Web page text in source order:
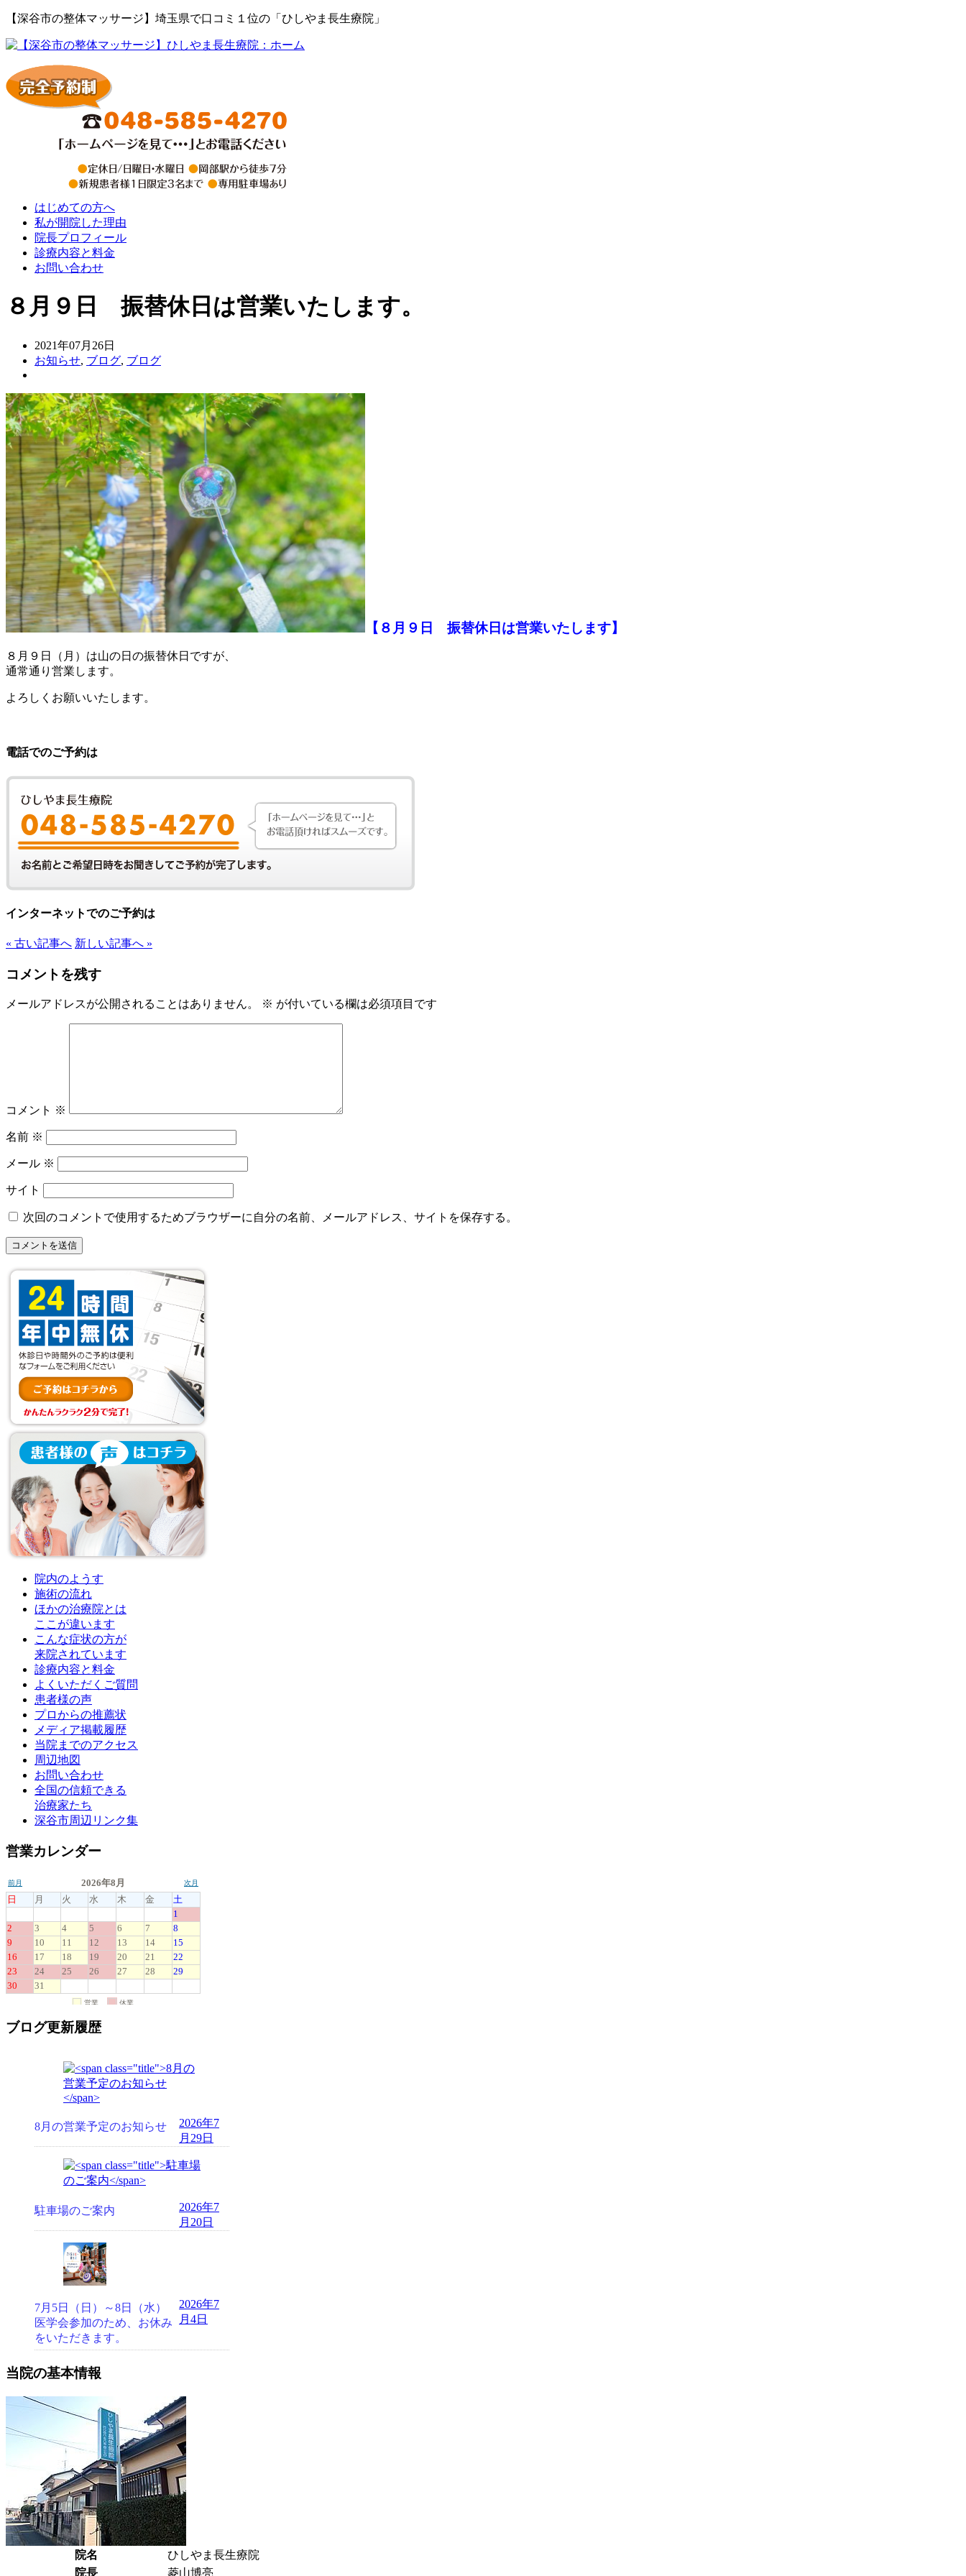
【深谷市の整体マッサージ】埼玉県で口コミ１位の「ひしやま長生療院」
はじめての方へ
私が開院した理由
院長プロフィール
診療内容と料金
お問い合わせ
８月９日 振替休日は営業いたします。
2021年07月26日
お知らせ, ブログ, ブログ
【８月９日 振替休日は営業いたします】
８月９日（月）は山の日の振替休日ですが、
通常通り営業します。
よろしくお願いいたします。
電話でのご予約は
インターネットでのご予約は
« 古い記事へ 新しい記事へ »
コメントを残す
メールアドレスが公開されることはありません。 ※ が付いている欄は必須項目です
コメント ※
名前 ※
メール ※
サイト
次回のコメントで使用するためブラウザーに自分の名前、メールアドレス、サイトを保存する。
院内のようす
施術の流れ
ほかの治療院とは
ここが違います
こんな症状の方が
来院されています
診療内容と料金
よくいただくご質問
患者様の声
プロからの推薦状
メディア掲載履歴
当院までのアクセス
周辺地図
お問い合わせ
全国の信頼できる
治療家たち
深谷市周辺リンク集
営業カレンダー
ブログ更新履歴
8月の営業予定のお知らせ
2026年7
月29日
駐車場のご案内
2026年7
月20日
7月5日（日）～8日（水）
医学会参加のため、お休み
をいただきます。
2026年7
月4日
当院の基本情報
院名
ひしやま長生療院
院長
菱山博亮